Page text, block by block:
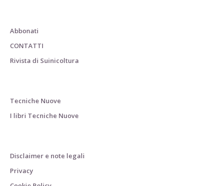
Abbonati
CONTATTI
Rivista di Suinicoltura
Tecniche Nuove
I libri Tecniche Nuove
Disclaimer e note legali
Privacy